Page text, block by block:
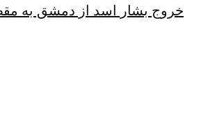
خروج بشار اسد از دمشق به